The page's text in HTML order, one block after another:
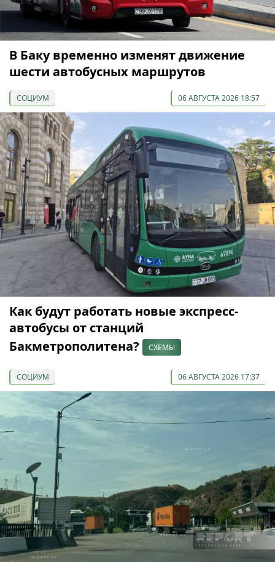
В Баку временно изменят движение
шести автобусных маршрутов
СОЦИУМ 06 АВГУСТА 2026 18:57
Как будут работать новые экспресс-
автобусы от станций
Бакметрополитена?
СХЕМЫ
СОЦИУМ 06 АВГУСТА 2026 17:37